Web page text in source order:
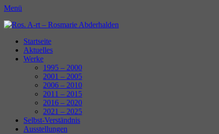
Menü
Ros. A-rt - Rosmarie Abderhalden
Erstes
Menü
Zum
Inhalt:
Startseite
Aktuelles
Werke
1995 – 2000
2001 – 2005
2006 – 2010
2011 – 2015
2016 – 2020
2021 – 2025
Selbst-Verständnis
Ausstellungen